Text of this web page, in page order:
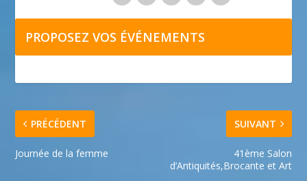
PROPOSEZ VOS ÉVÉNEMENTS
PRÉCÉDENT
Journée de la femme
SUIVANT
41ème Salon
d’Antiquités,Brocante et Art